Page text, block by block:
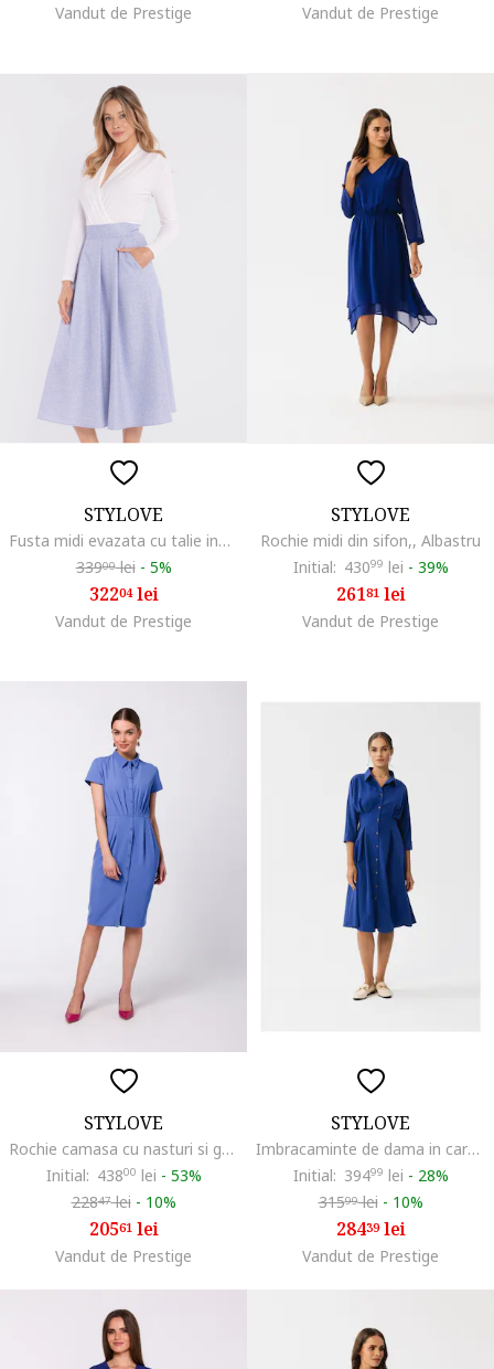
Vandut de Prestige Vandut de Prestige
STYLOVE
Fusta midi evazata cu talie inalta,, Albastru deschis
33900lei - 5%
32204lei
Vandut de Prestige
STYLOVE
Rochie midi din sifon,, Albastru
Initial: 43099 lei - 39%
26181lei
Vandut de Prestige
STYLOVE
Rochie camasa cu nasturi si guler,, Albastru
Initial: 43800 lei - 53%
22847lei - 10%
20561lei
Vandut de Prestige
STYLOVE
Imbracaminte de dama in carouri Camedes S351 albastru albastrele, Albastru inchis
Initial: 39499 lei - 28%
31599lei - 10%
28439lei
Vandut de Prestige